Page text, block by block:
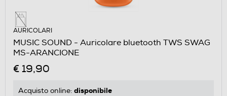
AURICOLARI
MUSIC SOUND - Auricolare bluetooth TWS SWAG
MS-ARANCIONE
€ 19,90
Acquisto online: disponibile